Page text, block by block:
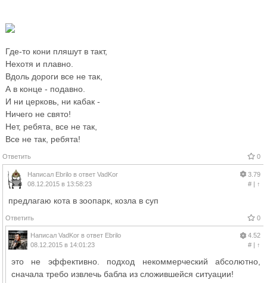
Где-то кони пляшут в такт,
Нехотя и плавно.
Вдоль дороги все не так,
А в конце - подавно.
И ни церковь, ни кабак -
Ничего не свято!
Нет, ребята, все не так,
Все не так, ребята!
Ответить 0
Написал Ebrilo в ответ VadKor
08.12.2015 в 13:58:23
3.79
#| ↑
предлагаю кота в зоопарк, козла в суп
Ответить 0
Написал VadKor в ответ Ebrilo
08.12.2015 в 14:01:23
4.52
#| ↑
это не эффективно. подход некоммерческий абсолютно,
сначала требо извлечь бабла из сложившейся ситуации!